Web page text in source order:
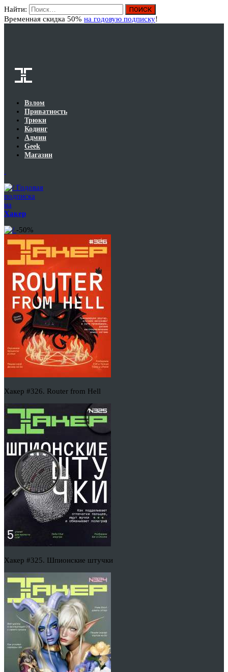
Найти:
Временная скидка 50% на годовую подписку!
Взлом
Приватность
Трюки
Кодинг
Админ
Geek
Магазин
Годовая
подписка
на
Хакер
-50%
Хакер #326. Router from Hell
Хакер #325. Шпионские штучки